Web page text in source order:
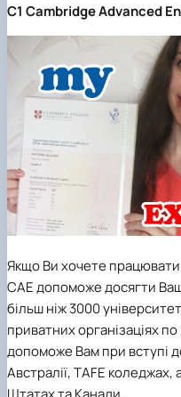
C1 Cambridge Advanced
Якщо Ви хочете
CAE допоможе досягти
більш ніж 3000
приватних організаціях
допоможе Вам при вступі
Австралії, TAFE